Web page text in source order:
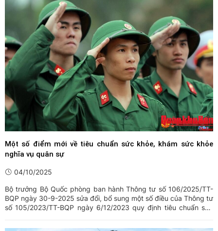
Một số điểm mới về tiêu chuẩn sức khỏe, khám sức khỏe
nghĩa vụ quân sự
04/10/2025
Bộ trưởng Bộ Quốc phòng ban hành Thông tư số 106/2025/TT-
BQP ngày 30-9-2025 sửa đổi, bổ sung một số điều của Thông tư
số 105/2023/TT-BQP ngày 6/12/2023 quy định tiêu chuẩn sức